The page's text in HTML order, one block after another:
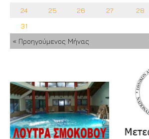
24
25 26 27 28
31
« Προηγούμενος Μήνας